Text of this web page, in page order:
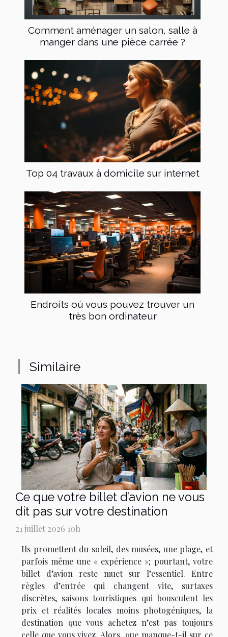
Comment aménager un salon, salle à
manger dans une pièce carrée ?
Top 04 travaux à domicile sur internet
Endroits où vous pouvez trouver un
très bon ordinateur
Similaire
Ce que votre billet d’avion ne vous
dit pas sur votre destination
21 juillet 2026 10h
Ils promettent du soleil, des musées, une plage, et
parfois même une « expérience »; pourtant, votre
billet d’avion reste muet sur l’essentiel. Entre
règles d’entrée qui changent vite, surtaxes
discrètes, saisons touristiques qui bousculent les
prix et réalités locales moins photogéniques, la
destination que vous achetez n’est pas toujours